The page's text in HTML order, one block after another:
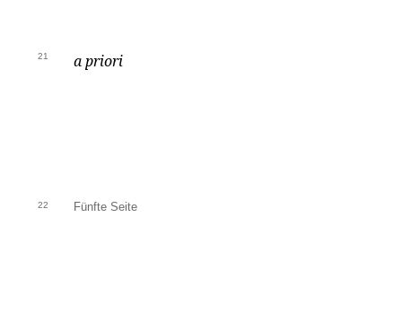
21 a priori
22 Fünfte Seite